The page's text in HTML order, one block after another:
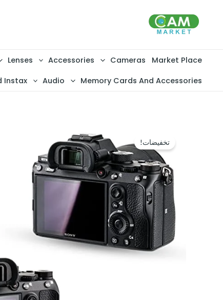
Market Place
Cameras
Accessories
Lenses
Memory Cards And Accessories
Audio
Instax
تخفيضات!